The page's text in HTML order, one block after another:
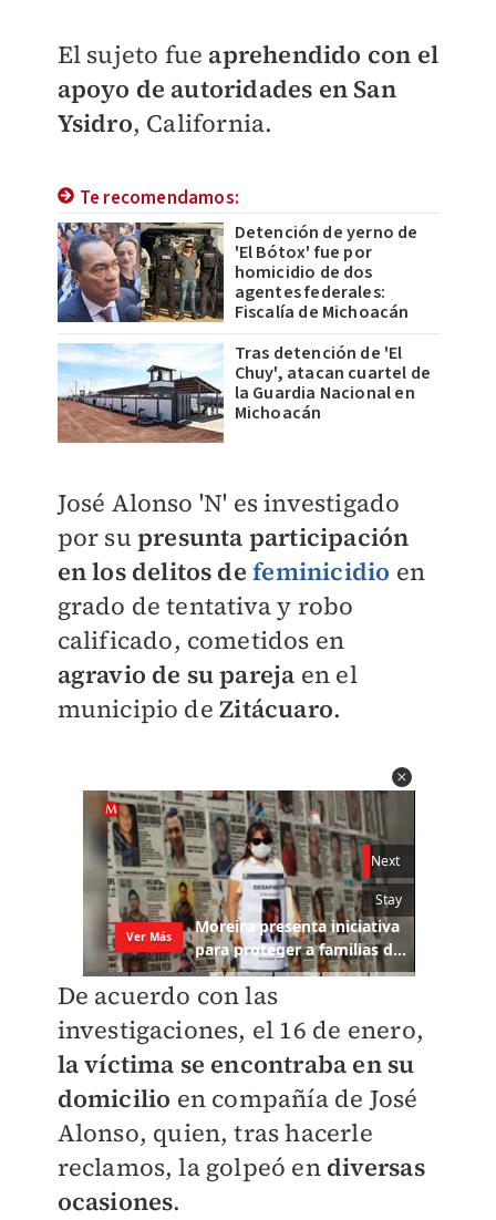
​El sujeto fue aprehendido con el
apoyo de autoridades en San
Ysidro, California.
Te recomendamos:
Detención de yerno de
'El Bótox' fue por
homicidio de dos
agentes federales:
Fiscalía de Michoacán
Tras detención de 'El
Chuy', atacan cuartel de
la Guardia Nacional en
Michoacán
José Alonso 'N' es investigado
por su presunta participación
en los delitos defeminicidio en
grado de tentativa y robo
calificado, cometidos en
agravio de su pareja en el
municipio deZitácuaro.
De acuerdo con las
investigaciones, el 16 de enero,
la víctima se encontraba en su
domicilio en compañía de José
Alonso, quien, tras hacerle
reclamos, la golpeó en diversas
ocasiones.